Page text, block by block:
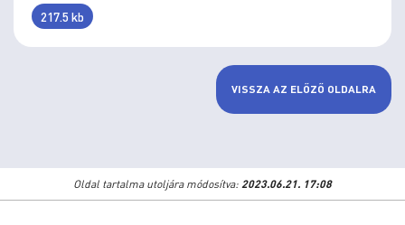
217.5 kb
VISSZA AZ ELŐZŐ OLDALRA
Oldal tartalma utoljára módosítva: 2023.06.21. 17:08